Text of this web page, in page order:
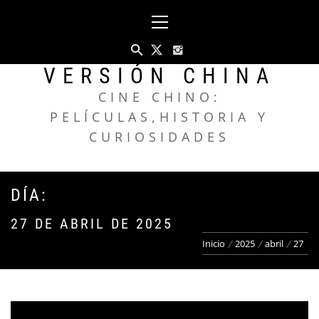
principal
VERSIÓN CHINA
CINE CHINO:
PELÍCULAS,HISTORIA Y
CURIOSIDADES
DÍA:
27 DE ABRIL DE 2025
Inicio 2025 abril 27